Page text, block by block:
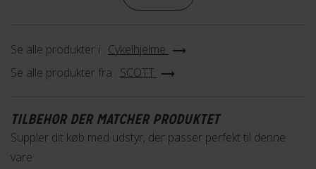
Scott Argo Plus kommer i to størrelser og justeres ved hjælp
den korrekte pasform.
Køb cykelhjelmen online eller kom ned i din lokale Fri
personale.
Se alle produkter i : Cykelhjelme
Se alle produkter fra : SCOTT
TILBEHØR DER MATCHER PRODUKTET
Suppler dit køb med udstyr, der passer perfekt til denne
vare